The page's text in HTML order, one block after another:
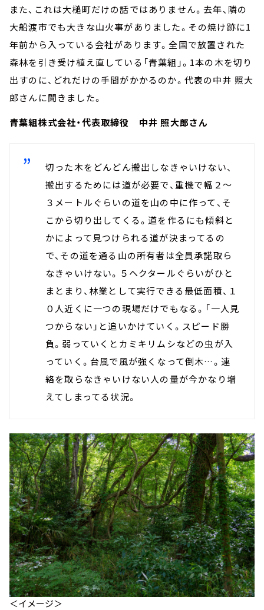
また、これは大槌町だけの話ではありません。去年、隣の
大船渡市でも大きな山火事がありました。その焼け跡に1
年前から入っている会社があります。全国で放置された
森林を引き受け植え直している「青葉組」。1本の木を切り
出すのに、どれだけの手間がかかるのか。代表の中井 照大
郎さんに聞きました。
青葉組株式会社・代表取締役 中井 照大郎さん
切った木をどんどん搬出しなきゃいけない、
搬出するためには道が必要で、重機で幅２～
３メートルぐらいの道を山の中に作って、そ
こから切り出してくる。道を作るにも傾斜と
かによって見つけられる道が決まってるの
で、その道を通る山の所有者は全員承諾取ら
なきゃいけない。５ヘクタールぐらいがひと
まとまり、林業として実行できる最低面積、１
０人近くに一つの現場だけでもなる。「一人見
つからない」と追いかけていく。スピード勝
負。弱っていくとカミキリムシなどの虫が入
っていく。台風で風が強くなって倒木…。連
絡を取らなきゃいけない人の量が今かなり増
えてしまってる状況。
＜イメージ＞